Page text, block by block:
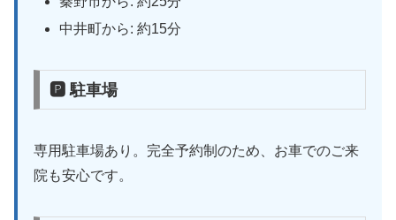
中井町から: 約15分
🅿 駐車場
専用駐車場あり。完全予約制のため、お車でのご来
院も安心です。